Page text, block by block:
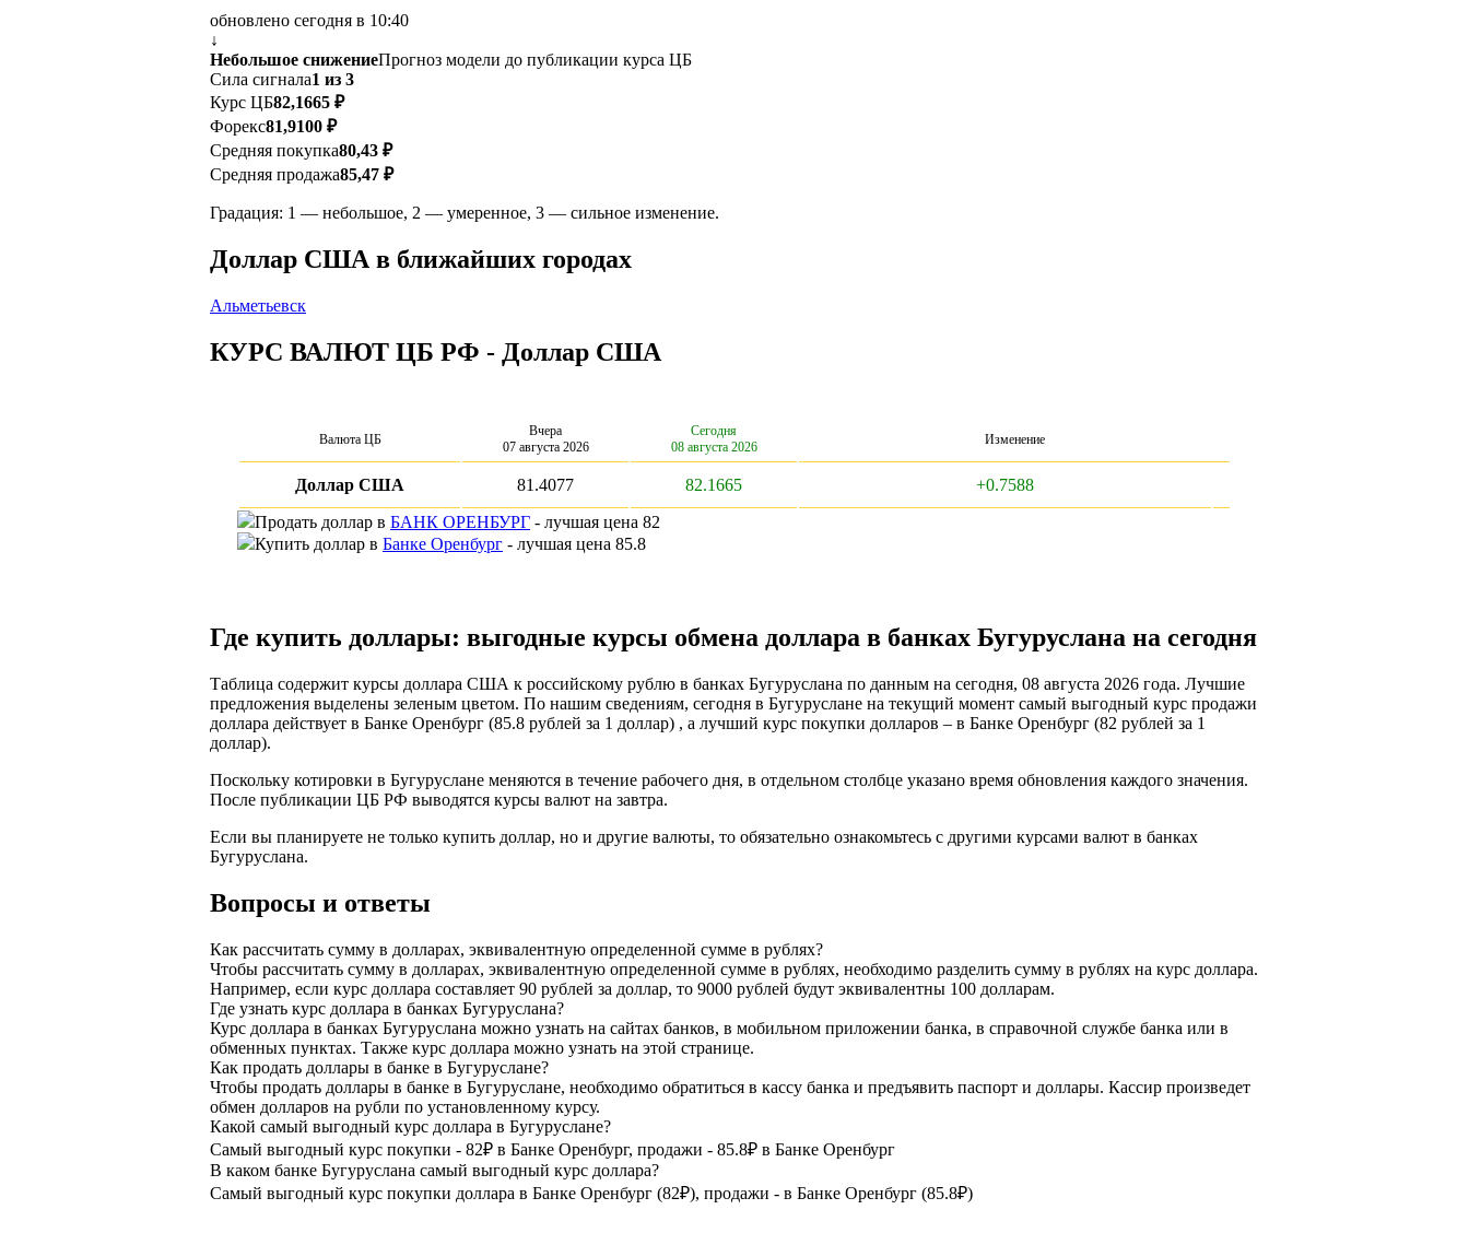
обновлено сегодня в 10:40
↓
Небольшое снижениеПрогноз модели до публикации курса ЦБ
Сила сигнала1 из 3
Курс ЦБ82,1665 ₽
Форекс81,9100 ₽
Средняя покупка80,43 ₽
Средняя продажа85,47 ₽
Градация: 1 — небольшое, 2 — умеренное, 3 — сильное изменение.
Доллар США в ближайших городах
Альметьевск
КУРС ВАЛЮТ ЦБ РФ - Доллар США
Валюта ЦБ
Вчера
07 августа 2026
Сегодня
08 августа 2026
Изменение
Доллар США 81.4077 82.1665
+0.7588
Продать доллар в БАНК ОРЕНБУРГ - лучшая цена 82
Купить доллар в Банке Оренбург - лучшая цена 85.8
Где купить доллары: выгодные курсы обмена доллара в банках Бугуруслана на сегодня
Таблица содержит курсы доллара США к российскому рублю в банках Бугуруслана по данным на сегодня, 08 августа 2026 года. Лучшие
предложения выделены зеленым цветом. По нашим сведениям, сегодня в Бугуруслане на текущий момент самый выгодный курс продажи
доллара действует в Банке Оренбург (85.8 рублей за 1 доллар) , а лучший курс покупки долларов – в Банке Оренбург (82 рублей за 1
доллар).
Поскольку котировки в Бугуруслане меняются в течение рабочего дня, в отдельном столбце указано время обновления каждого значения.
После публикации ЦБ РФ выводятся курсы валют на завтра.
Если вы планируете не только купить доллар, но и другие валюты, то обязательно ознакомьтесь с другими курсами валют в банках
Бугуруслана.
Вопросы и ответы
Как рассчитать сумму в долларах, эквивалентную определенной сумме в рублях?
Чтобы рассчитать сумму в долларах, эквивалентную определенной сумме в рублях, необходимо разделить сумму в рублях на курс доллара.
Например, если курс доллара составляет 90 рублей за доллар, то 9000 рублей будут эквивалентны 100 долларам.
Где узнать курс доллара в банках Бугуруслана?
Курс доллара в банках Бугуруслана можно узнать на сайтах банков, в мобильном приложении банка, в справочной службе банка или в
обменных пунктах. Также курс доллара можно узнать на этой странице.
Как продать доллары в банке в Бугуруслане?
Чтобы продать доллары в банке в Бугуруслане, необходимо обратиться в кассу банка и предъявить паспорт и доллары. Кассир произведет
обмен долларов на рубли по установленному курсу.
Какой самый выгодный курс доллара в Бугуруслане?
Самый выгодный курс покупки - 82₽ в Банке Оренбург, продажи - 85.8₽ в Банке Оренбург
В каком банке Бугуруслана самый выгодный курс доллара?
Самый выгодный курс покупки доллара в Банке Оренбург (82₽), продажи - в Банке Оренбург (85.8₽)